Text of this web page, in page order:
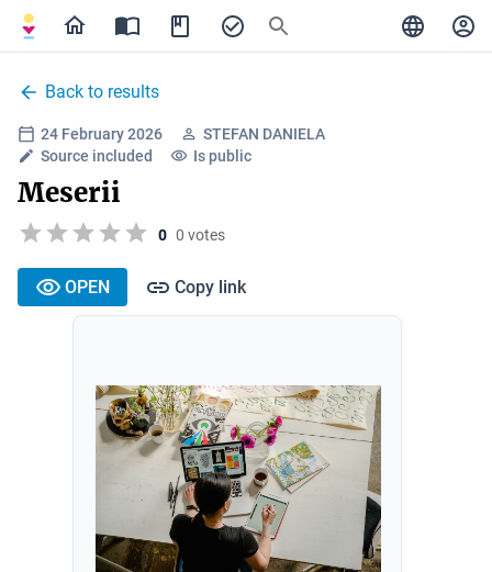
Back to results
24 February 2026
STEFAN DANIELA
Source included
Is public
Meserii
0 0 votes
OPEN Copy link